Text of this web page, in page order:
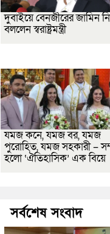
দুবাইয়ে বেনজীরের জামিন
বললেন স্বরাষ্ট্রমন্ত্রী
যমজ কনে, যমজ বর, যমজ
পুরোহিত, যমজ সহকারী –
হলো ‘ঐতিহাসিক’ এক বিয়ে
সর্বশেষ সংবাদ